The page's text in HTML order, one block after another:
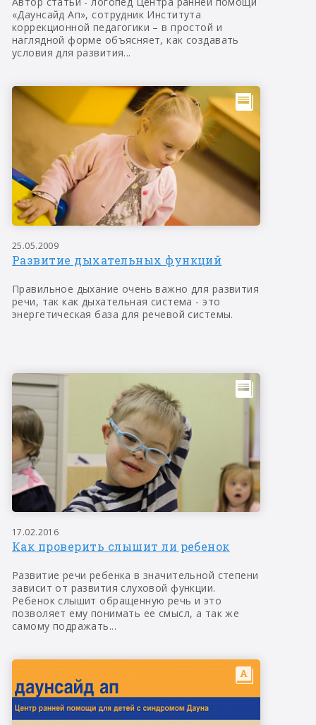
«Даунсайд Ап», сотрудник Института
коррекционной педагогики – в простой и
наглядной форме объясняет, как создавать
условия для развития...
25.05.2009
Развитие дыхательных функций
Правильное дыхание очень важно для развития
речи, так как дыхательная система - это
энергетическая база для речевой системы.
17.02.2016
Как проверить слышит ли ребенок
Развитие речи ребенка в значительной степени
зависит от развития слуховой функции.
Ребенок слышит обращенную речь и это
позволяет ему понимать ее смысл, а так же
самому подражать...